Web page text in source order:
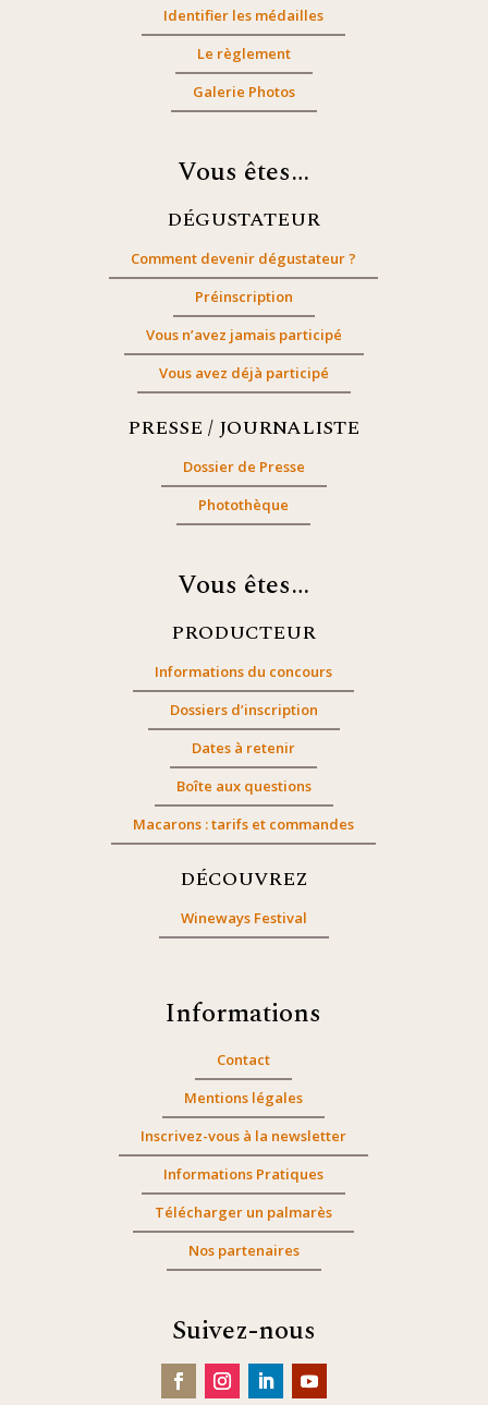
Identifier les médailles
Le règlement
Galerie Photos
Vous êtes…
DÉGUSTATEUR
Comment devenir dégustateur ?
Préinscription
Vous n’avez jamais participé
Vous avez déjà participé
PRESSE / JOURNALISTE
Dossier de Presse
Photothèque
Vous êtes…
PRODUCTEUR
Informations du concours
Dossiers d’inscription
Dates à retenir
Boîte aux questions
Macarons : tarifs et commandes
DÉCOUVREZ
Wineways Festival
Informations
Contact
Mentions légales
Inscrivez-vous à la newsletter
Informations Pratiques
Télécharger un palmarès
Nos partenaires
Suivez-nous